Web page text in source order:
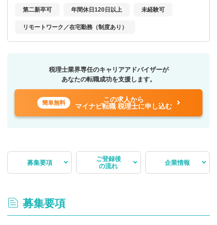
第二新卒可 年間休日120日以上 未経験可
リモートワーク／在宅勤務（制度あり）
税理士業界専任のキャリアアドバイザーが
あなたの転職成功を支援します。
簡単無料
この求人から
マイナビ転職 税理士に申し込む
募集要項
ご登録後
の流れ
企業情報
募集要項